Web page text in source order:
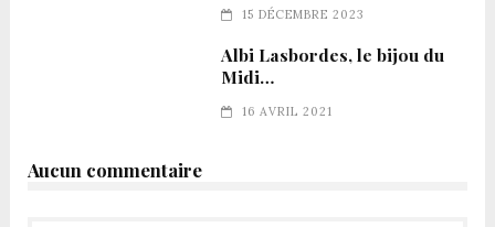
15 DÉCEMBRE 2023
Albi Lasbordes, le bijou du
Midi…
16 AVRIL 2021
Aucun commentaire